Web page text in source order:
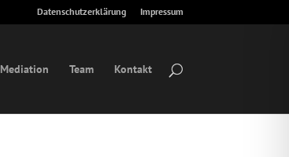
Datenschutzerklärung Impressum
Mediation Team Kontakt